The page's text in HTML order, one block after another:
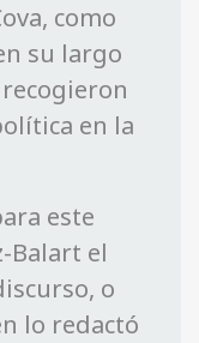
como
su largo
en la
este
Balart el
o
lo redactó